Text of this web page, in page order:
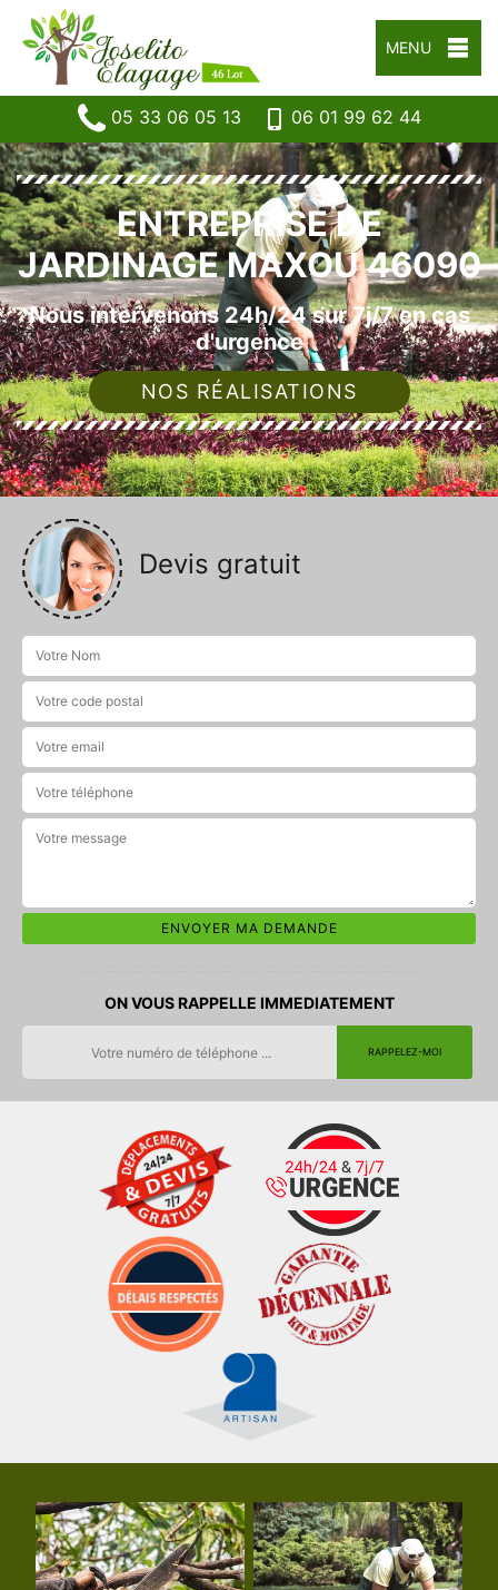
MENU
05 33 06 05 13 06 01 99 62 44
ENTREPRISE DE
JARDINAGE MAXOU 46090
Nous intervenons 24h/24 sur 7j/7 en cas
d'urgence
NOS RÉALISATIONS
Devis gratuit
ON VOUS RAPPELLE IMMEDIATEMENT